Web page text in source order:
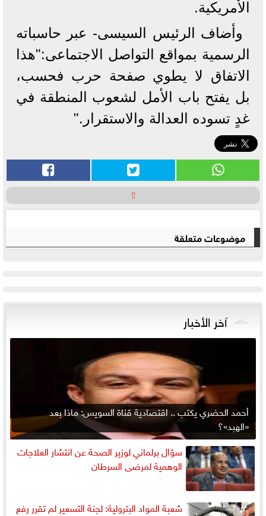
الأمريكية.
‏وأضاف الرئيس السيسى- عبر حاسباته
الرسمية بمواقع التواصل الاجتماعى:"هذا
الاتفاق لا يطوي صفحة حرب فحسب،
بل يفتح باب الأمل لشعوب المنطقة في
غدٍ تسوده العدالة والاستقرار."
⇧
موضوعات متعلقة
آخر الأخبار
أحمد الحضري يكتب .. اقتصادية قناة السويس: ماذا بعد
«الهبد»؟
سؤال برلماني لوزير الصحة عن انتشار العلاجات
الوهمية لمرضى السرطان
شعبة المواد البترولية: لجنة التسعير لم تقرر رفع